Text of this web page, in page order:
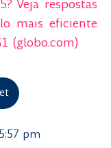
Veja respostas
mais eficiente
(globo.com)
5:57 pm